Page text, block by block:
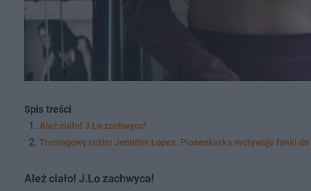
Spis treści
Ależ ciało! J.Lo zachwyca!
Treningowy reżim Jennifer Lopez. Piosenkarka motywuje fanki do
Ależ ciało! J.Lo zachwyca!